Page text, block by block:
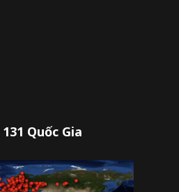
Quốc Gia